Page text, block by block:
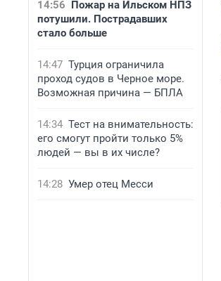
14:56 Пожар на Ильском НПЗ
потушили. Пострадавших
стало больше
14:47 Турция ограничила
проход судов в Черное море.
Возможная причина — БПЛА
14:34 Тест на внимательность:
его смогут пройти только 5%
людей — вы в их числе?
14:28 Умер отец Месси